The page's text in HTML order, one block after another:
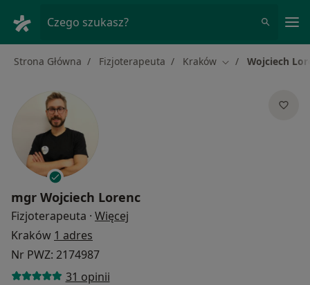
Czego szukasz?
Strona Główna Fizjoterapeuta Kraków Zmień miasto
Wojciech
mgr Wojciech Lorenc
Fizjoterapeuta · Więcej
Kraków 1 adres
Nr PWZ: 2174987
31 opinii